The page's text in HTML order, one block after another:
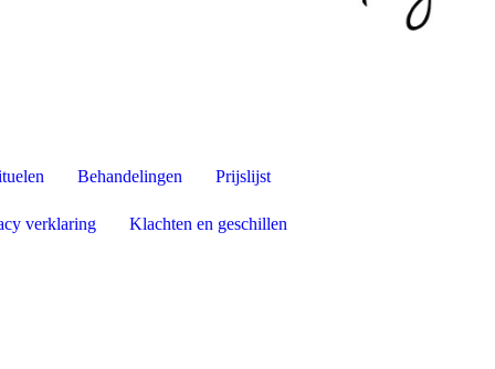
Behandelingen Prijslijst
verklaring Klachten en geschillen